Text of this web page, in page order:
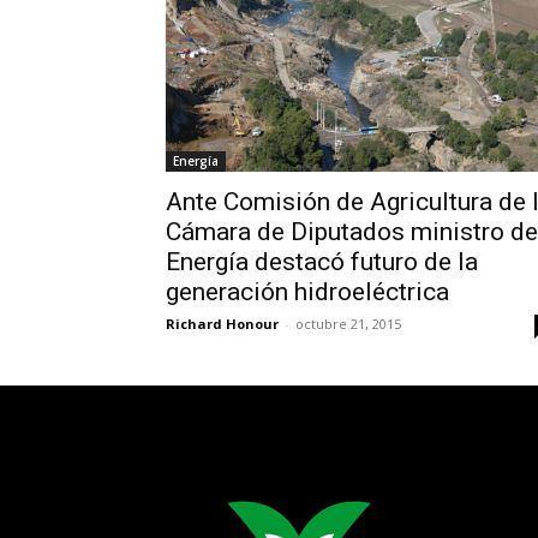
Energía
Ante Comisión de Agricultura de
Cámara de Diputados ministro de
Energía destacó futuro de la
generación hidroeléctrica
Richard Honour - octubre 21, 2015